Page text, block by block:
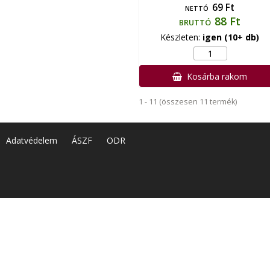
NETTÓ 69 Ft
BRUTTÓ 88 Ft
Készleten: igen (10+ db)
Kosárba rakom
1 - 11 (összesen 11 termék)
Adatvédelem ÁSZF ODR